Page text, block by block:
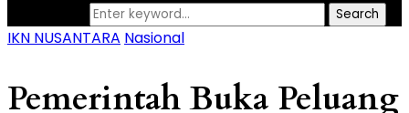
Search
IKN NUSANTARA Nasional
Pemerintah Buka Peluang